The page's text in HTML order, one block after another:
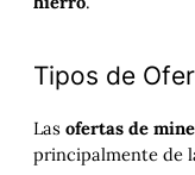
Tipos de
Las ofertas de
principalmente de